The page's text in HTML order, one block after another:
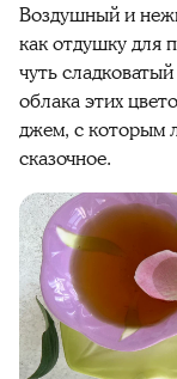
Воздушный и
как отдушку для
чуть
облака этих
джем, с которым
сказочное.